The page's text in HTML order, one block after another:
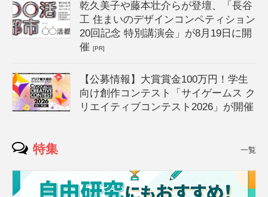
乾久美子や藤本壮介らが登壇、「長谷
工 住まいのデザインコンペティション
20回記念 特別講演会」が8月19日に開
催[PR]
【公募情報】大賞賞金100万円！学生
向け創作コンテスト「サイゲームス ク
リエイティブコンテスト2026」が開催
特集 一覧